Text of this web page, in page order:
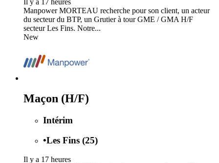
Manpower MORTEAU recherche pour son client, un acteur
du secteur du BTP, un Grutier à tour GME / GMA H/F
secteur Les Fins. Notre...
New
Maçon (H/F)
Intérim
•Les Fins (25)
Il y a 17 heures